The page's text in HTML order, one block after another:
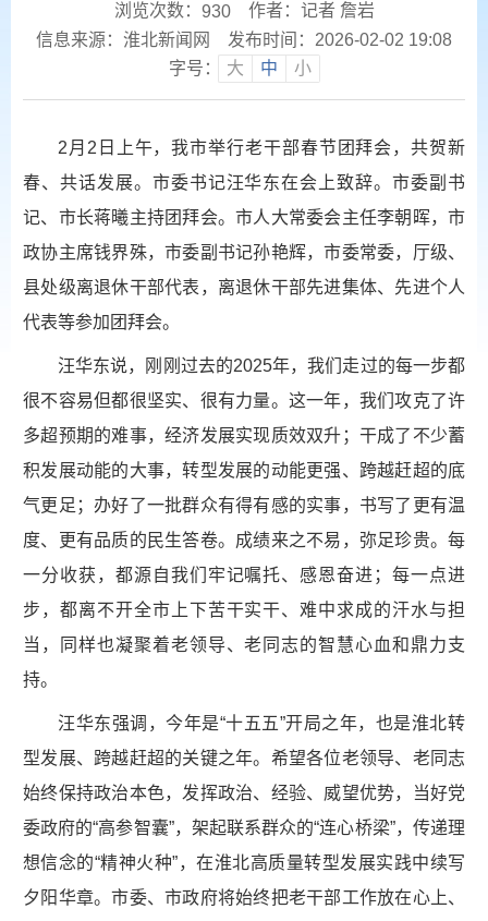
浏览次数： 930
作者：记者 詹岩
信息来源：淮北新闻网
发布时间：2026-02-02 19:08
字号：
大 中 小
2月2日上午，我市举行老干部春节团拜会，共贺新
春、共话发展。市委书记汪华东在会上致辞。市委副书
记、市长蒋曦主持团拜会。市人大常委会主任李朝晖，市
政协主席钱界殊，市委副书记孙艳辉，市委常委，厅级、
县处级离退休干部代表，离退休干部先进集体、先进个人
代表等参加团拜会。
汪华东说，刚刚过去的2025年，我们走过的每一步都
很不容易但都很坚实、很有力量。这一年，我们攻克了许
多超预期的难事，经济发展实现质效双升；干成了不少蓄
积发展动能的大事，转型发展的动能更强、跨越赶超的底
气更足；办好了一批群众有得有感的实事，书写了更有温
度、更有品质的民生答卷。成绩来之不易，弥足珍贵。每
一分收获，都源自我们牢记嘱托、感恩奋进；每一点进
步，都离不开全市上下苦干实干、难中求成的汗水与担
当，同样也凝聚着老领导、老同志的智慧心血和鼎力支
持。
汪华东强调，今年是“十五五”开局之年，也是淮北转
型发展、跨越赶超的关键之年。希望各位老领导、老同志
始终保持政治本色，发挥政治、经验、威望优势，当好党
委政府的“高参智囊”，架起联系群众的“连心桥梁”，传递理
想信念的“精神火种”，在淮北高质量转型发展实践中续写
夕阳华章。市委、市政府将始终把老干部工作放在心上、